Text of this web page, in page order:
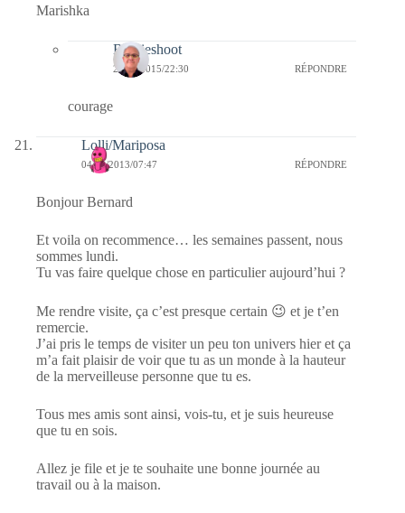
Marishka
Bernieshoot
20/01/2015/22:30 RÉPONDRE
courage
Lolli/Mariposa
04/02/2013/07:47 RÉPONDRE
Bonjour Bernard
Et voila on recommence… les semaines passent, nous
sommes lundi.
Tu vas faire quelque chose en particulier aujourd’hui ?
Me rendre visite, ça c’est presque certain 😉 et je t’en
remercie.
J’ai pris le temps de visiter un peu ton univers hier et ça
m’a fait plaisir de voir que tu as un monde à la hauteur
de la merveilleuse personne que tu es.
Tous mes amis sont ainsi, vois-tu, et je suis heureuse
que tu en sois.
Allez je file et je te souhaite une bonne journée au
travail ou à la maison.